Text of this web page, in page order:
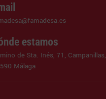
estamos
de Sta. Inés, 71, Campanillas,
Málaga